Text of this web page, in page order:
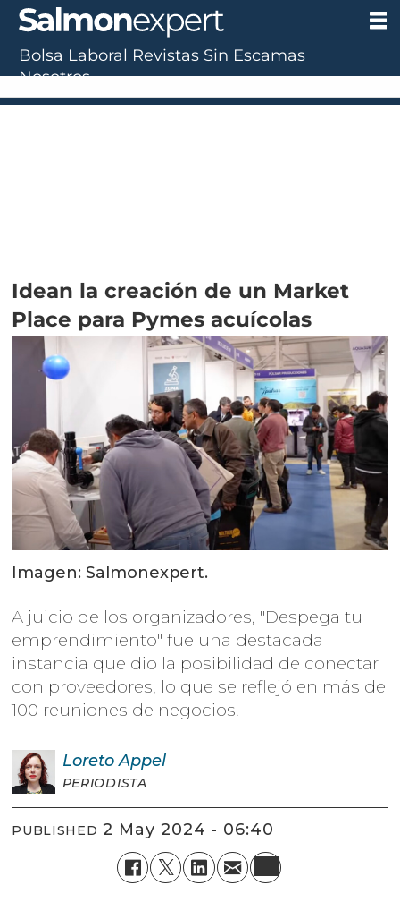
Idean la creación de un Market
Place para Pymes acuícolas
Imagen: Salmonexpert.
A juicio de los organizadores, "Despega tu
emprendimiento" fue una destacada
instancia que dio la posibilidad de conectar
con proveedores, lo que se reflejó en más de
100 reuniones de negocios.
Loreto Appel
PERIODISTA
PUBLISHED 2 May 2024 - 06:40
Bolsa Laboral Revistas Sin Escamas
Nosotros